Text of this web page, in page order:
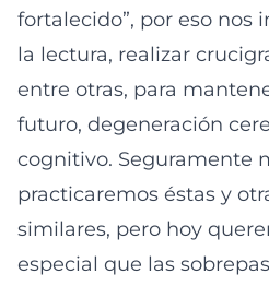
fortalecido”, por eso nos
la lectura, realizar
entre otras, para
futuro, degeneración
cognitivo. Seguramente
practicaremos éstas y
similares, pero hoy
especial que las